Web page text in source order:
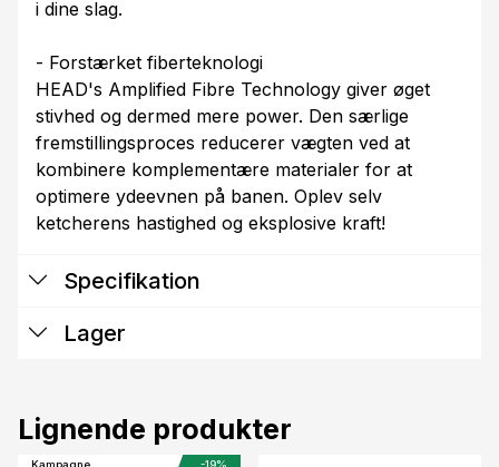
i dine slag.
- Forstærket fiberteknologi
HEAD's Amplified Fibre Technology giver øget
stivhed og dermed mere power. Den særlige
fremstillingsproces reducerer vægten ved at
kombinere komplementære materialer for at
optimere ydeevnen på banen. Oplev selv
ketcherens hastighed og eksplosive kraft!
Specifikation
Lager
Lignende produkter
Kampagne -19%